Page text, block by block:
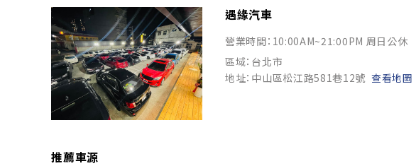
遇緣汽車
營業時間：10:00AM~21:00PM 周日公休
區域：台北市
地址：中山區松江路581巷12號 查看地圖
推薦車源